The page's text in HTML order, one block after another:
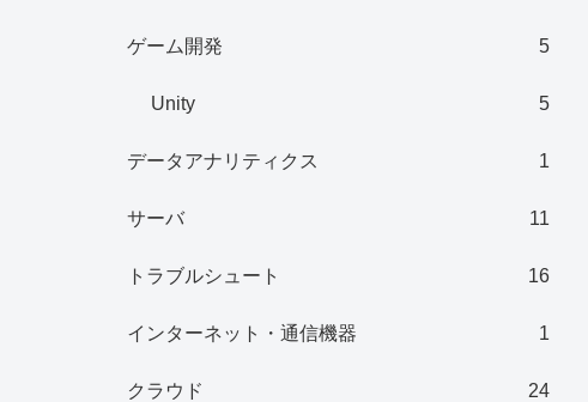
ゲーム開発 5
Unity 5
データアナリティクス 1
サーバ 11
トラブルシュート 16
インターネット・通信機器 1
クラウド 24